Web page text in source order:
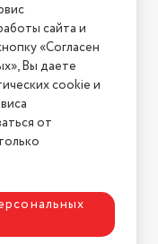
нам
У нас есть всё!
сайта и
«Согласен
Вы даете
cookie и
от